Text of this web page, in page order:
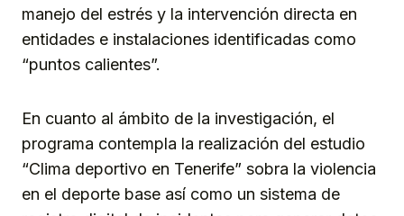
manejo del estrés y la intervención directa en
entidades e instalaciones identificadas como
“puntos calientes”.
En cuanto al ámbito de la investigación, el
programa contempla la realización del estudio
“Clima deportivo en Tenerife” sobra la violencia
en el deporte base así como un sistema de